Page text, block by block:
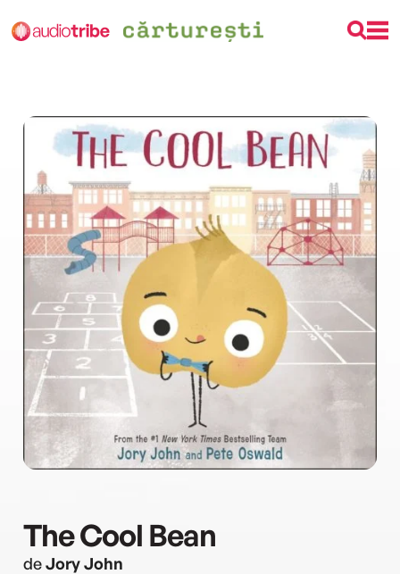
The Cool Bean
deJory John